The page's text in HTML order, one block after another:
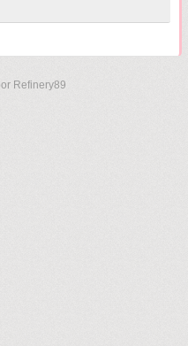
Refinery89